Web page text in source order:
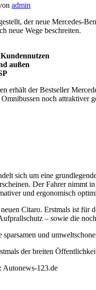
admin
der neue Mercedes-
neue Wege beschreiten.
außen
erhält der Bestseller
noch attraktiver
sich um eine
Der Fahrer nimmt
und ergonomisch
Citaro. Erstmals ist
– sowie die
und
der breiten
Autonews-123.de